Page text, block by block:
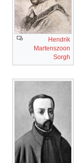
Hendrik
Martenszoon
Sorgh